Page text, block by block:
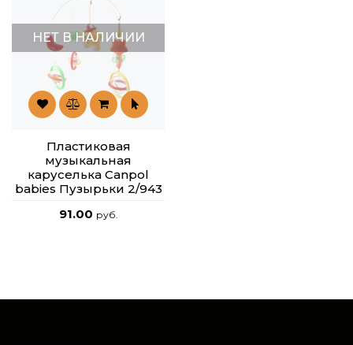
НЕТ В НАЛИЧИИ
Пластиковая
музыкальная
каруселька Canpol
babies Пузырьки 2/943
91.00 руб.